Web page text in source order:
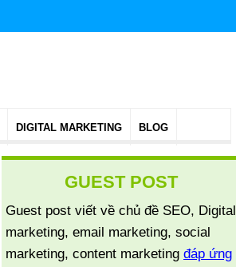
DIGITAL MARKETING BLOG
GUEST POST
Guest post viết về chủ đề SEO, Digital
marketing, email marketing, social
marketing, content marketing đáp ứng